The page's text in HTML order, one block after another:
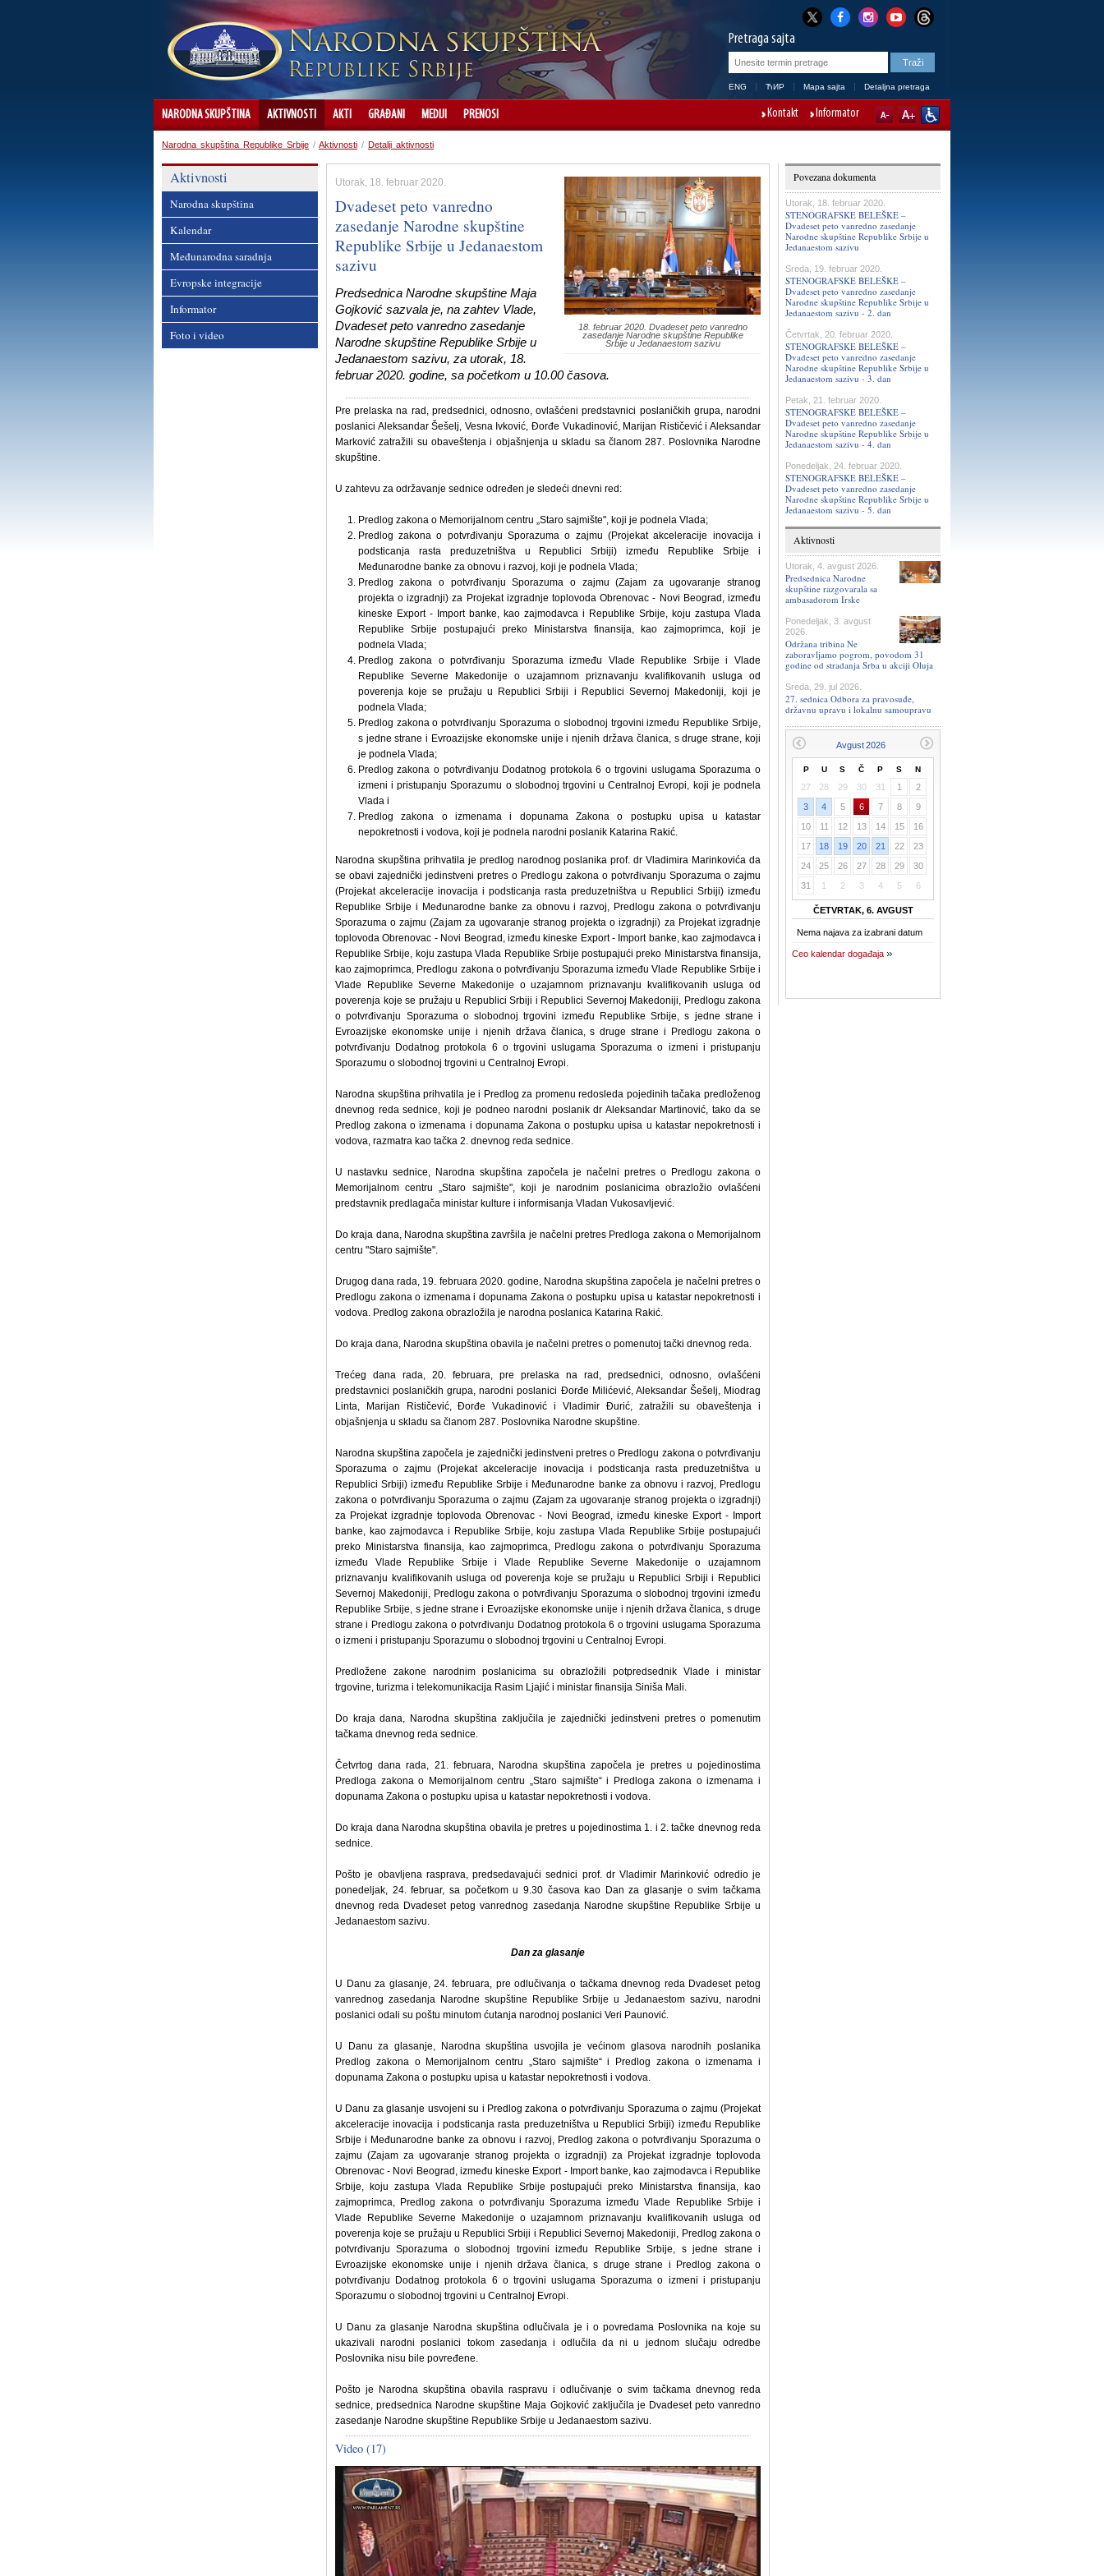
Pretraga sajta
ENG ЋИР Mapa sajta Detaljna pretraga
NARODNA SKUPŠTINA AKTIVNOSTI AKTI GRAĐANI MEDIJI PRENOSI Kontakt Informator
Narodna skupština Republike Srbije / Aktivnosti / Detalji aktivnosti
Aktivnosti
Narodna skupština
Kalendar
Međunarodna saradnja
Evropske integracije
Informator
Foto i video
18. februar 2020. Dvadeset peto vanredno
zasedanje Narodne skupštine Republike
Srbije u Jedanaestom sazivu
Utorak, 18. februar 2020.
Dvadeset peto vanredno
zasedanje Narodne skupštine
Republike Srbije u Jedanaestom
sazivu
Predsednica Narodne skupštine Maja
Gojković sazvala je, na zahtev Vlade,
Dvadeset peto vanredno zasedanje
Narodne skupštine Republike Srbije u
Jedanaestom sazivu, za utorak, 18.
februar 2020. godine, sa početkom u 10.00 časova.
Pre prelaska na rad, predsednici, odnosno, ovlašćeni predstavnici poslaničkih grupa, narodni
poslanici Aleksandar Šešelj, Vesna Ivković, Đorđe Vukadinović, Marijan Rističević i Aleksandar
Marković zatražili su obaveštenja i objašnjenja u skladu sa članom 287. Poslovnika Narodne
skupštine.
U zahtevu za održavanje sednice određen je sledeći dnevni red:
Predlog zakona o Memorijalnom centru „Staro sajmište", koji je podnela Vlada;
Predlog zakona o potvrđivanju Sporazuma o zajmu (Projekat akceleracije inovacija i
podsticanja rasta preduzetništva u Republici Srbiji) između Republike Srbije i
Međunarodne banke za obnovu i razvoj, koji je podnela Vlada;
Predlog zakona o potvrđivanju Sporazuma o zajmu (Zajam za ugovaranje stranog
projekta o izgradnji) za Projekat izgradnje toplovoda Obrenovac - Novi Beograd, između
kineske Export - Import banke, kao zajmodavca i Republike Srbije, koju zastupa Vlada
Republike Srbije postupajući preko Ministarstva finansija, kao zajmoprimca, koji je
podnela Vlada;
Predlog zakona o potvrđivanju Sporazuma između Vlade Republike Srbije i Vlade
Republike Severne Makedonije o uzajamnom priznavanju kvalifikovanih usluga od
poverenja koje se pružaju u Republici Srbiji i Republici Severnoj Makedoniji, koji je
podnela Vlada;
Predlog zakona o potvrđivanju Sporazuma o slobodnoj trgovini između Republike Srbije,
s jedne strane i Evroazijske ekonomske unije i njenih država članica, s druge strane, koji
je podnela Vlada;
Predlog zakona o potvrđivanju Dodatnog protokola 6 o trgovini uslugama Sporazuma o
izmeni i pristupanju Sporazumu o slobodnoj trgovini u Centralnoj Evropi, koji je podnela
Vlada i
Predlog zakona o izmenama i dopunama Zakona o postupku upisa u katastar
nepokretnosti i vodova, koji je podnela narodni poslanik Katarina Rakić.
Narodna skupština prihvatila je predlog narodnog poslanika prof. dr Vladimira Marinkovića da
se obavi zajednički jedinstveni pretres o Predlogu zakona o potvrđivanju Sporazuma o zajmu
(Projekat akceleracije inovacija i podsticanja rasta preduzetništva u Republici Srbiji) između
Republike Srbije i Međunarodne banke za obnovu i razvoj, Predlogu zakona o potvrđivanju
Sporazuma o zajmu (Zajam za ugovaranje stranog projekta o izgradnji) za Projekat izgradnje
toplovoda Obrenovac - Novi Beograd, između kineske Export - Import banke, kao zajmodavca i
Republike Srbije, koju zastupa Vlada Republike Srbije postupajući preko Ministarstva finansija,
kao zajmoprimca, Predlogu zakona o potvrđivanju Sporazuma između Vlade Republike Srbije i
Vlade Republike Severne Makedonije o uzajamnom priznavanju kvalifikovanih usluga od
poverenja koje se pružaju u Republici Srbiji i Republici Severnoj Makedoniji, Predlogu zakona
o potvrđivanju Sporazuma o slobodnoj trgovini između Republike Srbije, s jedne strane i
Evroazijske ekonomske unije i njenih država članica, s druge strane i Predlogu zakona o
potvrđivanju Dodatnog protokola 6 o trgovini uslugama Sporazuma o izmeni i pristupanju
Sporazumu o slobodnoj trgovini u Centralnoj Evropi.
Narodna skupština prihvatila je i Predlog za promenu redosleda pojedinih tačaka predloženog
dnevnog reda sednice, koji je podneo narodni poslanik dr Aleksandar Martinović, tako da se
Predlog zakona o izmenama i dopunama Zakona o postupku upisa u katastar nepokretnosti i
vodova, razmatra kao tačka 2. dnevnog reda sednice.
U nastavku sednice, Narodna skupština započela je načelni pretres o Predlogu zakona o
Memorijalnom centru „Staro sajmište", koji je narodnim poslanicima obrazložio ovlašćeni
predstavnik predlagača ministar kulture i informisanja Vladan Vukosavljević.
Do kraja dana, Narodna skupština završila je načelni pretres Predloga zakona o Memorijalnom
centru "Staro sajmište".
Drugog dana rada, 19. februara 2020. godine, Narodna skupština započela je načelni pretres o
Predlogu zakona o izmenama i dopunama Zakona o postupku upisa u katastar nepokretnosti i
vodova. Predlog zakona obrazložila je narodna poslanica Katarina Rakić.
Do kraja dana, Narodna skupština obavila je načelni pretres o pomenutoj tački dnevnog reda.
Trećeg dana rada, 20. februara, pre prelaska na rad, predsednici, odnosno, ovlašćeni
predstavnici poslaničkih grupa, narodni poslanici Đorđe Milićević, Aleksandar Šešelj, Miodrag
Linta, Marijan Rističević, Đorđe Vukadinović i Vladimir Đurić, zatražili su obaveštenja i
objašnjenja u skladu sa članom 287. Poslovnika Narodne skupštine.
Narodna skupština započela je zajednički jedinstveni pretres o Predlogu zakona o potvrđivanju
Sporazuma o zajmu (Projekat akceleracije inovacija i podsticanja rasta preduzetništva u
Republici Srbiji) između Republike Srbije i Međunarodne banke za obnovu i razvoj, Predlogu
zakona o potvrđivanju Sporazuma o zajmu (Zajam za ugovaranje stranog projekta o izgradnji)
za Projekat izgradnje toplovoda Obrenovac - Novi Beograd, između kineske Export - Import
banke, kao zajmodavca i Republike Srbije, koju zastupa Vlada Republike Srbije postupajući
preko Ministarstva finansija, kao zajmoprimca, Predlogu zakona o potvrđivanju Sporazuma
između Vlade Republike Srbije i Vlade Republike Severne Makedonije o uzajamnom
priznavanju kvalifikovanih usluga od poverenja koje se pružaju u Republici Srbiji i Republici
Severnoj Makedoniji, Predlogu zakona o potvrđivanju Sporazuma o slobodnoj trgovini između
Republike Srbije, s jedne strane i Evroazijske ekonomske unije i njenih država članica, s druge
strane i Predlogu zakona o potvrđivanju Dodatnog protokola 6 o trgovini uslugama Sporazuma
o izmeni i pristupanju Sporazumu o slobodnoj trgovini u Centralnoj Evropi.
Predložene zakone narodnim poslanicima su obrazložili potpredsednik Vlade i ministar
trgovine, turizma i telekomunikacija Rasim Ljajić i ministar finansija Siniša Mali.
Do kraja dana, Narodna skupština zaključila je zajednički jedinstveni pretres o pomenutim
tačkama dnevnog reda sednice.
Četvrtog dana rada, 21. februara, Narodna skupština započela je pretres u pojedinostima
Predloga zakona o Memorijalnom centru „Staro sajmište“ i Predloga zakona o izmenama i
dopunama Zakona o postupku upisa u katastar nepokretnosti i vodova.
Do kraja dana Narodna skupština obavila je pretres u pojedinostima 1. i 2. tačke dnevnog reda
sednice.
Pošto je obavljena rasprava, predsedavajući sednici prof. dr Vladimir Marinković odredio je
ponedeljak, 24. februar, sa početkom u 9.30 časova kao Dan za glasanje o svim tačkama
dnevnog reda Dvadeset petog vanrednog zasedanja Narodne skupštine Republike Srbije u
Jedanaestom sazivu.
Dan za glasanje
U Danu za glasanje, 24. februara, pre odlučivanja o tačkama dnevnog reda Dvadeset petog
vanrednog zasedanja Narodne skupštine Republike Srbije u Jedanaestom sazivu, narodni
poslanici odali su poštu minutom ćutanja narodnoj poslanici Veri Paunović.
U Danu za glasanje, Narodna skupština usvojila je većinom glasova narodnih poslanika
Predlog zakona o Memorijalnom centru „Staro sajmište“ i Predlog zakona o izmenama i
dopunama Zakona o postupku upisa u katastar nepokretnosti i vodova.
U Danu za glasanje usvojeni su i Predlog zakona o potvrđivanju Sporazuma o zajmu (Projekat
akceleracije inovacija i podsticanja rasta preduzetništva u Republici Srbiji) između Republike
Srbije i Međunarodne banke za obnovu i razvoj, Predlog zakona o potvrđivanju Sporazuma o
zajmu (Zajam za ugovaranje stranog projekta o izgradnji) za Projekat izgradnje toplovoda
Obrenovac - Novi Beograd, između kineske Export - Import banke, kao zajmodavca i Republike
Srbije, koju zastupa Vlada Republike Srbije postupajući preko Ministarstva finansija, kao
zajmoprimca, Predlog zakona o potvrđivanju Sporazuma između Vlade Republike Srbije i
Vlade Republike Severne Makedonije o uzajamnom priznavanju kvalifikovanih usluga od
poverenja koje se pružaju u Republici Srbiji i Republici Severnoj Makedoniji, Predlog zakona o
potvrđivanju Sporazuma o slobodnoj trgovini između Republike Srbije, s jedne strane i
Evroazijske ekonomske unije i njenih država članica, s druge strane i Predlog zakona o
potvrđivanju Dodatnog protokola 6 o trgovini uslugama Sporazuma o izmeni i pristupanju
Sporazumu o slobodnoj trgovini u Centralnoj Evropi.
U Danu za glasanje Narodna skupština odlučivala je i o povredama Poslovnika na koje su
ukazivali narodni poslanici tokom zasedanja i odlučila da ni u jednom slučaju odredbe
Poslovnika nisu bile povređene.
Pošto je Narodna skupština obavila raspravu i odlučivanje o svim tačkama dnevnog reda
sednice, predsednica Narodne skupštine Maja Gojković zaključila je Dvadeset peto vanredno
zasedanje Narodne skupštine Republike Srbije u Jedanaestom sazivu.
Video (17)
Povezana dokumenta
Utorak, 18. februar 2020.
STENOGRAFSKE BELEŠKE –
Dvadeset peto vanredno zasedanje
Narodne skupštine Republike Srbije u
Jedanaestom sazivu
Sreda, 19. februar 2020.
STENOGRAFSKE BELEŠKE –
Dvadeset peto vanredno zasedanje
Narodne skupštine Republike Srbije u
Jedanaestom sazivu - 2. dan
Četvrtak, 20. februar 2020.
STENOGRAFSKE BELEŠKE –
Dvadeset peto vanredno zasedanje
Narodne skupštine Republike Srbije u
Jedanaestom sazivu - 3. dan
Petak, 21. februar 2020.
STENOGRAFSKE BELEŠKE –
Dvadeset peto vanredno zasedanje
Narodne skupštine Republike Srbije u
Jedanaestom sazivu - 4. dan
Ponedeljak, 24. februar 2020.
STENOGRAFSKE BELEŠKE –
Dvadeset peto vanredno zasedanje
Narodne skupštine Republike Srbije u
Jedanaestom sazivu - 5. dan
Aktivnosti
Utorak, 4. avgust 2026.
Predsednica Narodne
skupštine razgovarala sa
ambasadorom Irske
Ponedeljak, 3. avgust
2026.
Održana tribina Ne
zaboravljamo pogrom, povodom 31
godine od stradanja Srba u akciji Oluja
Sreda, 29. jul 2026.
27. sednica Odbora za pravosuđe,
državnu upravu i lokalnu samoupravu
P U S Č P S N
27 28 29 30 31 1
2
3
4 5 6 7 8
9
10
11 12 13 14 15
16
17
18 19 20 21 22
23
24
25 26 27 28 29
30
31
1 2 3 4 5 6
ČETVRTAK, 6. AVGUST
Nema najava za izabrani datum
Ceo kalendar događaja